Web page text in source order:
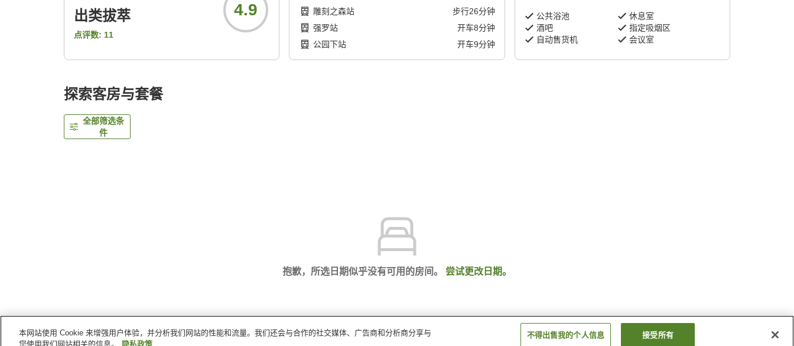
出类拔萃
点评数: 11
4.9 雕刻之森站 步行26分钟
强罗站
开车8分钟
公园下站
开车9分钟
公共浴池
休息室
酒吧
指定吸烟区
自动售货机
会议室
探索客房与套餐
全部筛选条
件
抱歉，所选日期似乎没有可用的房间。 尝试更改日期。
首页 日本 神奈川县
本网站使用 Cookie 来增强用户体验，并分析我们网站的性能和流量。我们还会与合作的社交媒体、广告商和分析商分享与
您使用我们网站相关的信息。
隐私政策
不得出售我的个人信息 接受所有